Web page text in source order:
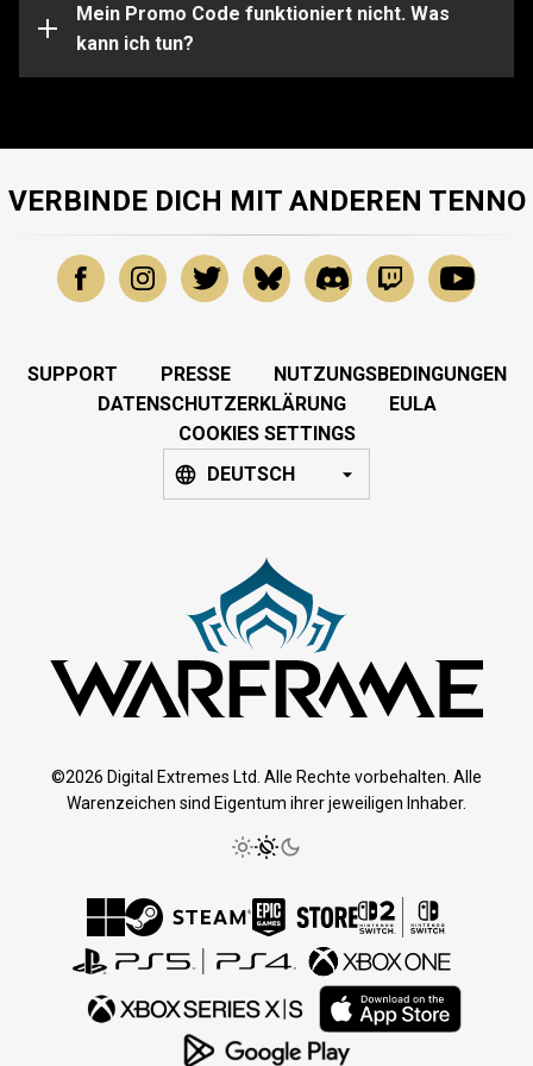
Mein Promo Code funktioniert nicht. Was
kann ich tun?
Unterstützung bei bestimmten Problemen sende bitte
eine Anfrage an unser
VERBINDE DICH MIT ANDEREN TENNO
SUPPORT PRESSE
NUTZUNGSBEDINGUNGEN
DATENSCHUTZERKLÄRUNG
EULA
COOKIES SETTINGS
DEUTSCH
©2026 Digital Extremes Ltd. Alle Rechte vorbehalten. Alle
Warenzeichen sind Eigentum ihrer jeweiligen Inhaber.